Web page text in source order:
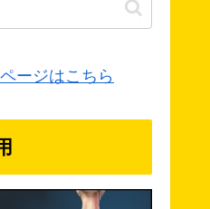
ージはこちら